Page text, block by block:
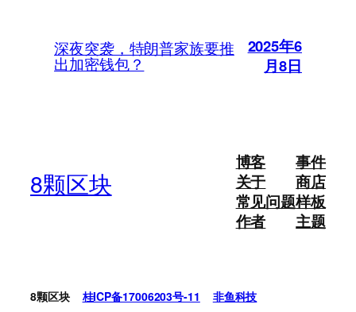
深夜突袭，特朗普家族要推
出加密钱包？
2025年6
月8日
8颗区块
博客
关于
常见问题
作者
事件
商店
样板
主题
8颗区块 桂ICP备17006203号-11 非鱼科技